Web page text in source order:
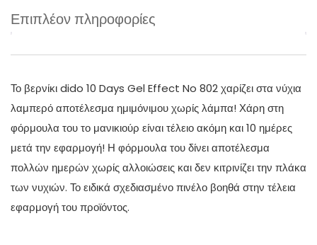
Επιπλέον πληροφορίες
Το βερνίκι dido 10 Days Gel Effect No 802 χαρίζει στα νύχια
λαμπερό αποτέλεσμα ημιμόνιμου χωρίς λάμπα! Χάρη στη
φόρμουλα του το μανικιούρ είναι τέλειο ακόμη και 10 ημέρες
μετά την εφαρμογή! Η φόρμουλα του δίνει αποτέλεσμα
πολλών ημερών χωρίς αλλοιώσεις και δεν κιτρινίζει την πλάκα
των νυχιών. Το ειδικά σχεδιασμένο πινέλο βοηθά στην τέλεια
εφαρμογή του προϊόντος.